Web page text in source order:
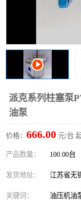
派克系列柱塞泵
油泵
价格： 666.00 元/台
产品数量： 100.00台
发货地址： 江苏省无
关键词：
油压机油